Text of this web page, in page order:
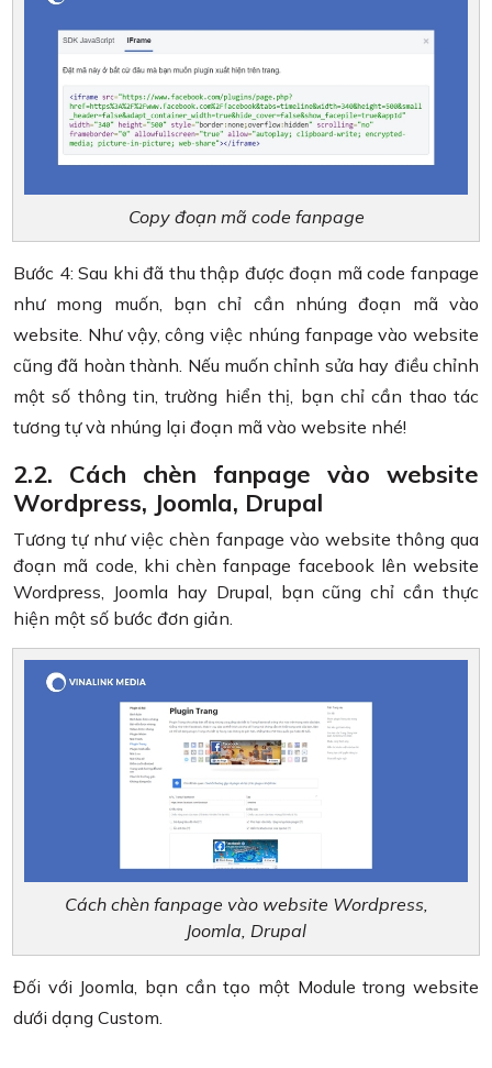
Copy đoạn mã code fanpage
Bước 4: Sau khi đã thu thập được đoạn mã code fanpage
như mong muốn, bạn chỉ cần nhúng đoạn mã vào
website. Như vậy, công việc nhúng fanpage vào website
cũng đã hoàn thành. Nếu muốn chỉnh sửa hay điều chỉnh
một số thông tin, trường hiển thị, bạn chỉ cần thao tác
tương tự và nhúng lại đoạn mã vào website nhé!
2.2. Cách chèn fanpage vào website
Wordpress, Joomla, Drupal
Tương tự như việc chèn fanpage vào website thông qua
đoạn mã code, khi chèn fanpage facebook lên website
Wordpress, Joomla hay Drupal, bạn cũng chỉ cần thực
hiện một số bước đơn giản.
Cách chèn fanpage vào website Wordpress,
Joomla, Drupal
Đối với Joomla, bạn cần tạo một Module trong website
dưới dạng Custom.